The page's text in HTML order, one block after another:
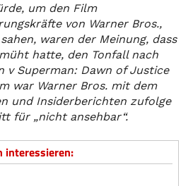
um den Film
von Warner Bros.,
waren der Meinung, dass
hatte, den Tonfall nach
v Superman: Dawn of Justice
war Warner Bros. mit dem
und Insiderberichten zufolge
für „nicht ansehbar“.
interessieren: